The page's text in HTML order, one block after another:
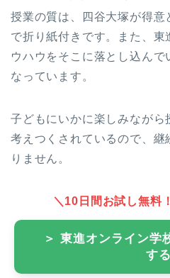
授業の質は、四谷大塚が得意
で折り紙付きです。また、東
ウハウをそこに落とし込んで
なっています。
子どもにいかに楽しみながら
考えつくされているので、継
りません。
＼10日間お試し無料
＞ 東進オンライン学
する